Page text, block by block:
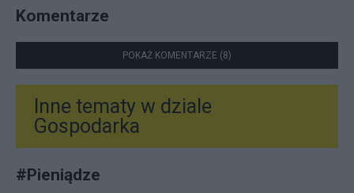
Komentarze
POKAŻ KOMENTARZE (8)
Inne tematy w dziale
Gospodarka
#Pieniądze